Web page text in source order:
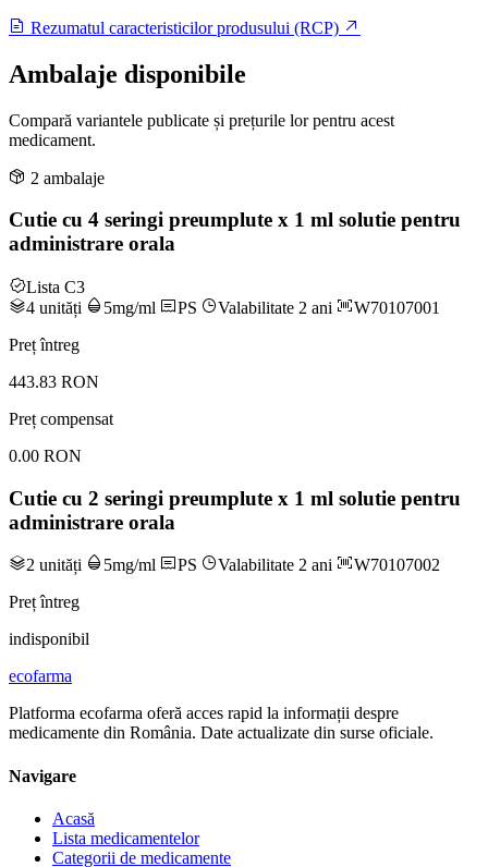
Rezumatul caracteristicilor produsului (RCP)
Ambalaje disponibile
Compară variantele publicate și prețurile lor pentru acest
medicament.
2 ambalaje
Cutie cu 4 seringi preumplute x 1 ml solutie pentru
administrare orala
Lista C3
4 unități
5mg/ml PS Valabilitate 2 ani
W70107001
Preț întreg
443.83 RON
Preț compensat
0.00 RON
Cutie cu 2 seringi preumplute x 1 ml solutie pentru
administrare orala
2 unități 5mg/ml PS Valabilitate 2 ani
W70107002
Preț întreg
indisponibil
ecofarma
Platforma ecofarma oferă acces rapid la informații despre
medicamente din România. Date actualizate din surse oficiale.
Navigare
Acasă
Lista medicamentelor
Categorii de medicamente